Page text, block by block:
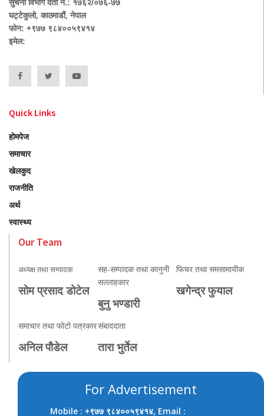
सुचना विभाग दर्ता नं.: १७६२/०७६-७७
घट्टेकुलो, काठमाडौं, नेपाल
फोन: +९७७ ९८४००५९४१४
इमेल:
Quick Links
होमपेज
समाचार
खेलकुद
राजनीति
अर्थ
स्वास्थ्य
Our Team
अध्यक्ष तथा सम्पादक
सोम प्रसाद डोटेल
सह-सम्पादक तथा कानुनी
सल्लाहकार
बुनु भण्डारी
फिचर तथा समसामायीक
खगेन्द्र फुयाल
समाचार तथा फोटो पत्रकार
अनिल पौडेल
संबाददाता
तारा भुर्तेल
For Advertisement
Mobile : +९७७ ९८४००५९४१४, Email :